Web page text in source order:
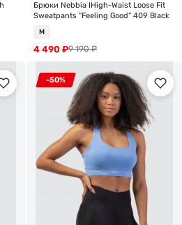
Брюки Nebbia IHigh-Waist Loose Fit
Sweatpants “Feeling Good” 409 Black
M
9 190₽
4 490 ₽
-50%